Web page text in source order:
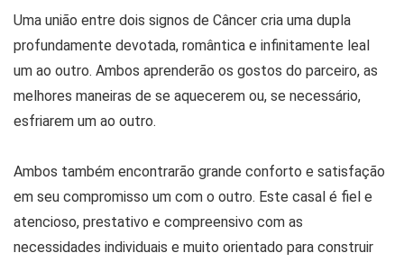
Uma união entre dois signos de Câncer cria uma dupla
profundamente devotada, romântica e infinitamente leal
um ao outro. Ambos aprenderão os gostos do parceiro, as
melhores maneiras de se aquecerem ou, se necessário,
esfriarem um ao outro.
Ambos também encontrarão grande conforto e satisfação
em seu compromisso um com o outro. Este casal é fiel e
atencioso, prestativo e compreensivo com as
necessidades individuais e muito orientado para construir